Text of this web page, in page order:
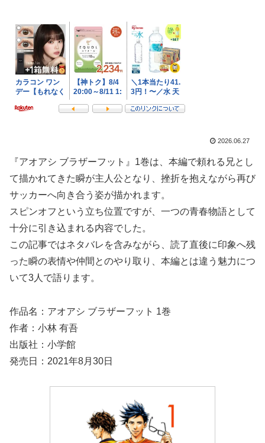
2026.06.27
『アオアシ ブラザーフット』1巻は、本編で頼れる兄とし
て描かれてきた瞬が主人公となり、挫折を抱えながら再び
サッカーへ向き合う姿が描かれます。
スピンオフという立ち位置ですが、一つの青春物語として
十分に引き込まれる内容でした。
この記事ではネタバレを含みながら、読了直後に印象へ残
った瞬の表情や仲間とのやり取り、本編とは違う魅力につ
いて3人で語ります。
作品名：アオアシ ブラザーフット 1巻
作者：小林 有吾
出版社：小学館
発売日：2021年8月30日